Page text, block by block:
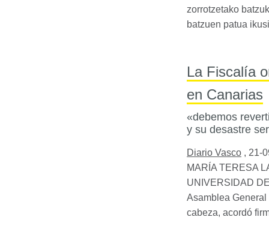
zorrotzetako
batzuen patua
La Fiscalía
en Canarias
«debemos
y su desastre
Diario Vasco , 21-
MARÍA TERESA
UNIVERSIDAD
Asamblea
cabeza, acordó